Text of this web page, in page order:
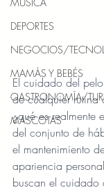
DEPORTES
NEGOCIOS/
MAMÁS Y BEBÉS
GASTRONOMÍA/
MASCOTAS
El cuidado del
de cualquier rutina
¿qué es realmente
del conjunto de
el mantenimiento
apariencia
buscan el